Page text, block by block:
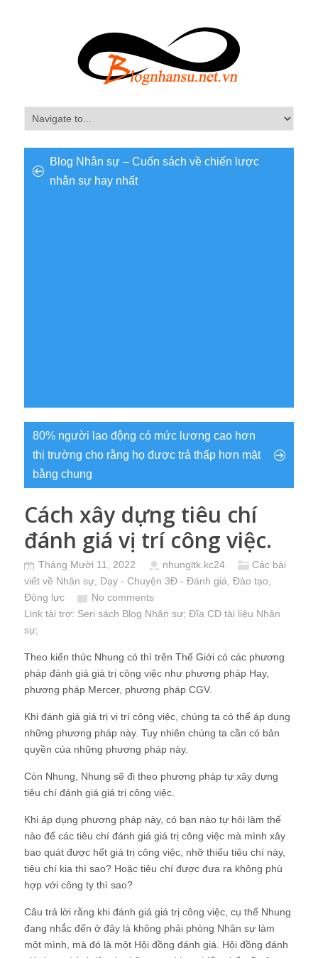
Blog Nhân sự – Cuốn sách về chiến lược
nhân sự hay nhất
80% người lao động có mức lương cao hơn
thị trường cho rằng họ được trả thấp hơn mặt
bằng chung
Cách xây dựng tiêu chí
đánh giá vị trí công việc.
Tháng Mười 11, 2022 nhungltk.kc24
Các bài
viết về Nhân sự Dạy - Chuyện 3Đ - Đánh giá, Đào tạo,
Động lực
No comments
Link tài trợ: Seri sách Blog Nhân sự; Đĩa CD tài liệu Nhân
sự;
Theo kiến thức Nhung có thì trên Thế Giới có các phương
pháp đánh giá giá trị công việc như phương pháp Hay,
phương pháp Mercer, phương pháp CGV.
Khi đánh giá giá trị vị trí công việc, chúng ta có thể áp dụng
những phương pháp này. Tuy nhiên chúng ta cần có bản
quyền của những phương pháp này.
Còn Nhung, Nhung sẽ đi theo phương pháp tự xây dựng
tiêu chí đánh giá giá trị công việc.
Khi áp dụng phương pháp này, có bạn nào tự hỏi làm thế
nào để các tiêu chí đánh giá giá trị công việc mà mình xây
bao quát được hết giá trị công việc, nhỡ thiếu tiêu chí này,
tiêu chí kia thì sao? Hoặc tiêu chí được đưa ra không phù
hợp với công ty thì sao?
Câu trả lời rằng khi đánh giá giá trị công việc, cụ thể Nhung
đang nhắc đến ở đây là không phải phòng Nhân sự làm
một mình, mà đó là một Hội đồng đánh giá. Hội đồng đánh